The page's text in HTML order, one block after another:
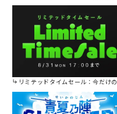
リミテッドタイムセール：今だけの限定セール。